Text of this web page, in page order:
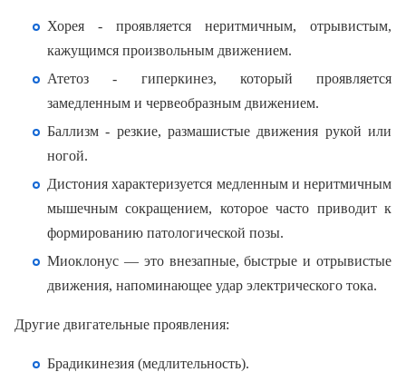
Хорея - проявляется неритмичным, отрывистым,
кажущимся произвольным движением.
Атетоз - гиперкинез, который проявляется
замедленным и червеобразным движением.
Баллизм - резкие, размашистые движения рукой или
ногой.
Дистония характеризуется медленным и неритмичным
мышечным сокращением, которое часто приводит к
формированию патологической позы.
Миоклонус — это внезапные, быстрые и отрывистые
движения, напоминающее удар электрического тока.
Другие двигательные проявления:
Брадикинезия (медлительность).